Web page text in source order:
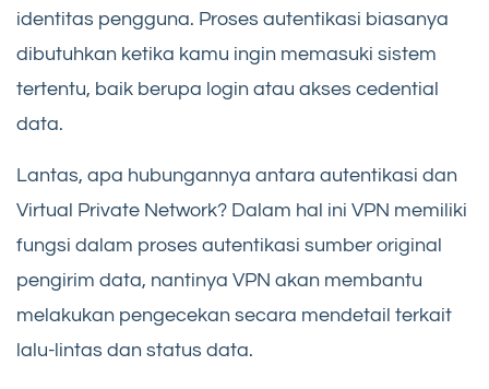
identitas pengguna. Proses autentikasi biasanya
dibutuhkan ketika kamu ingin memasuki sistem
tertentu, baik berupa login atau akses cedential
data.
Lantas, apa hubungannya antara autentikasi dan
Virtual Private Network? Dalam hal ini VPN memiliki
fungsi dalam proses autentikasi sumber original
pengirim data, nantinya VPN akan membantu
melakukan pengecekan secara mendetail terkait
lalu-lintas dan status data.